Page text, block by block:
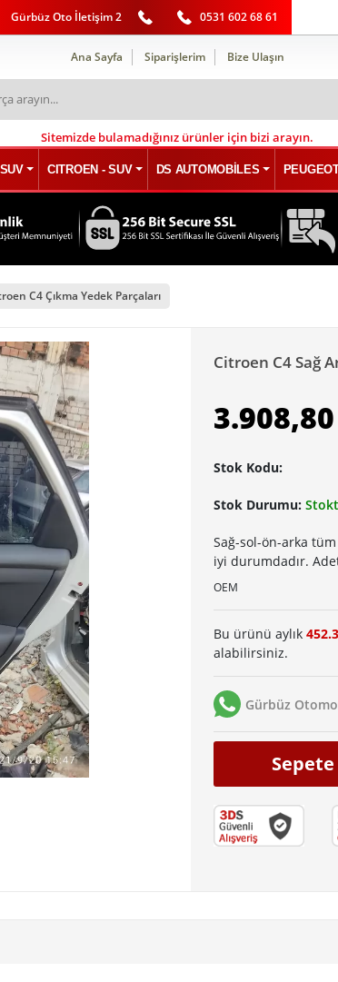
Gürbüz Oto İletişim 2 0531 602 68 61
Ana Sayfa Siparişlerim Bize Ulaşın
Sitemizde bulamadığınız ürünler için bizi arayın.
CITROEN - SUV DS AUTOMOBİLES
C4 Çıkma Yedek Parçaları
Citroen C4 Sağ
3.908,80
Stok Kodu:
Stok Durumu:
Sağ-sol-ön-arka
iyi durumdadır.
OEM
Bu ürünü aylık
alabilirsiniz.
Gürbüz
Sepete